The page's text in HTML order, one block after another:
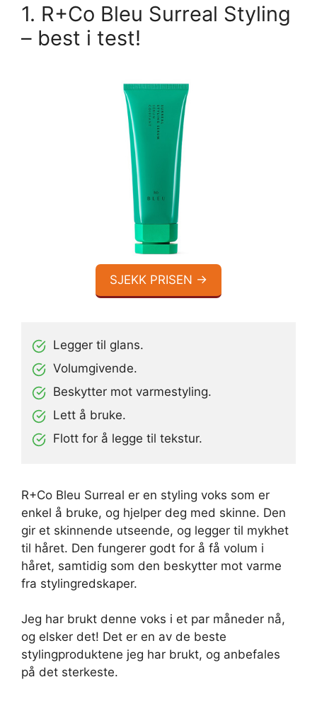
1. R+Co Bleu Surreal Styling
– best i test!
SJEKK PRISEN →
Legger til glans.
Volumgivende.
Beskytter mot varmestyling.
Lett å bruke.
Flott for å legge til tekstur.
R+Co Bleu Surreal er en styling voks som er
enkel å bruke, og hjelper deg med skinne. Den
gir et skinnende utseende, og legger til mykhet
til håret. Den fungerer godt for å få volum i
håret, samtidig som den beskytter mot varme
fra stylingredskaper.
Jeg har brukt denne voks i et par måneder nå,
og elsker det! Det er en av de beste
stylingproduktene jeg har brukt, og anbefales
på det sterkeste.